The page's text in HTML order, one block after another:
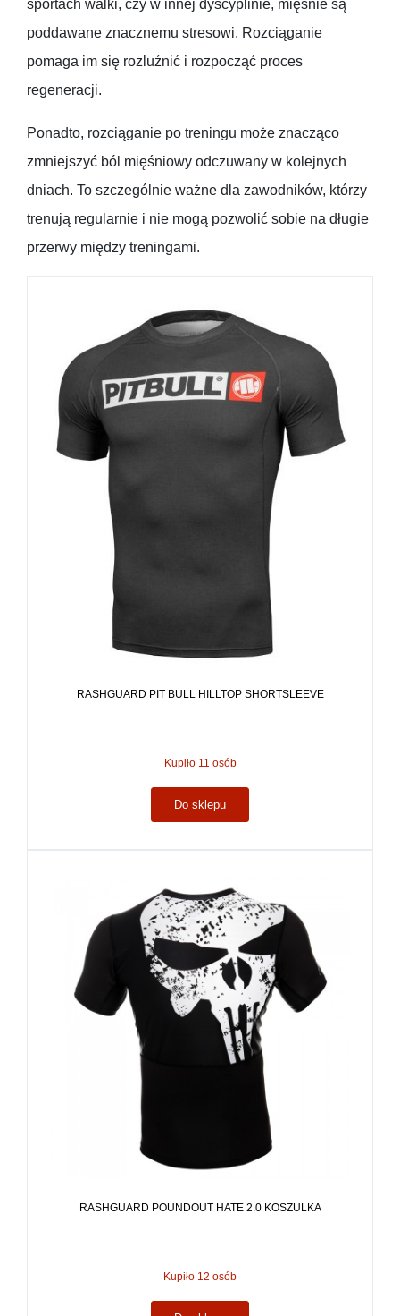
sportach walki, czy w innej dyscyplinie, mięśnie są
poddawane znacznemu stresowi. Rozciąganie
pomaga im się rozluźnić i rozpocząć proces
regeneracji.
Ponadto, rozciąganie po treningu może znacząco
zmniejszyć ból mięśniowy odczuwany w kolejnych
dniach. To szczególnie ważne dla zawodników, którzy
trenują regularnie i nie mogą pozwolić sobie na długie
przerwy między treningami.
RASHGUARD PIT BULL HILLTOP SHORTSLEEVE
Kupiło 11 osób
Do sklepu
RASHGUARD POUNDOUT HATE 2.0 KOSZULKA
Kupiło 12 osób